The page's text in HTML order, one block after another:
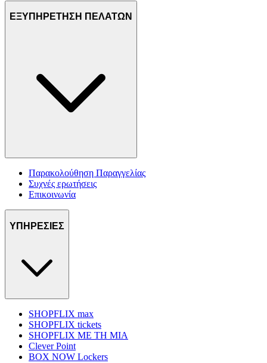
ΕΞΥΠΗΡΕΤΗΣΗ ΠΕΛΑΤΩΝ
Παρακολούθηση Παραγγελίας
Συχνές ερωτήσεις
Επικοινωνία
ΥΠΗΡΕΣΙΕΣ
SHOPFLIX max
SHOPFLIX tickets
SHOPFLIX ΜΕ ΤΗ ΜΙΑ
Clever Point
BOX NOW Lockers